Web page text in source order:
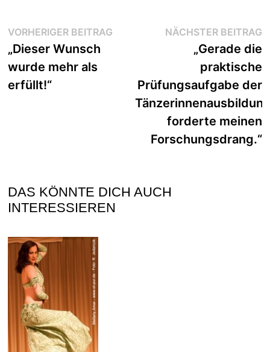
Beitragsnavigation
VORHERIGER BEITRAGVorheriger
„Dieser Wunsch
wurde mehr als
erfüllt!“
NÄCHSTER BEITRAG
„Gerade die
praktische
Prüfungsaufgabe der
forderte meinen
Forschungsdrang.“
DAS KÖNNTE DICH AUCH
INTERESSIEREN